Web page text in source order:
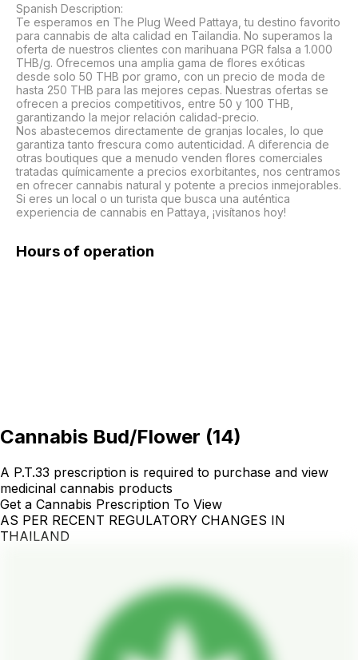
Spanish Description:
Te esperamos en The Plug Weed Pattaya, tu destino favorito
para cannabis de alta calidad en Tailandia. No superamos la
oferta de nuestros clientes con marihuana PGR falsa a 1.000
THB/g. Ofrecemos una amplia gama de flores exóticas
desde solo 50 THB por gramo, con un precio de moda de
hasta 250 THB para las mejores cepas. Nuestras ofertas se
ofrecen a precios competitivos, entre 50 y 100 THB,
garantizando la mejor relación calidad-precio.
Nos abastecemos directamente de granjas locales, lo que
garantiza tanto frescura como autenticidad. A diferencia de
otras boutiques que a menudo venden flores comerciales
tratadas químicamente a precios exorbitantes, nos centramos
en ofrecer cannabis natural y potente a precios inmejorables.
Si eres un local o un turista que busca una auténtica
experiencia de cannabis en Pattaya, ¡visítanos hoy!
Hours of operation
Cannabis Bud/Flower (14)
A P.T.33 prescription is required to purchase and view
medicinal cannabis products
Get a Cannabis Prescription To View
AS PER RECENT REGULATORY CHANGES IN
THAILAND